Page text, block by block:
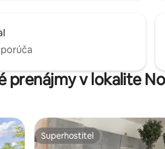
prenájmy v lokalite
Superhostiteľ
Superhostiteľ